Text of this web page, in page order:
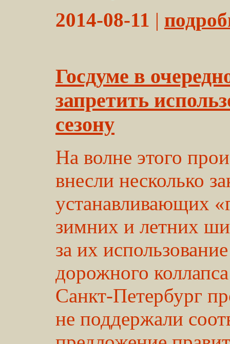
2014-08-11 |
Госдуме в
запретить
сезону
На волне этого
внесли несколько
устанавливающих
зимних и летних
за их
дорожного
Санкт-Петербург
не поддержали